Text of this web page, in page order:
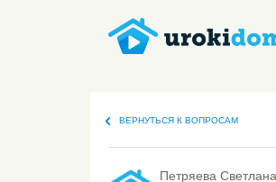
ВЕРНУТЬСЯ К ВОПРОСАМ
Петряева